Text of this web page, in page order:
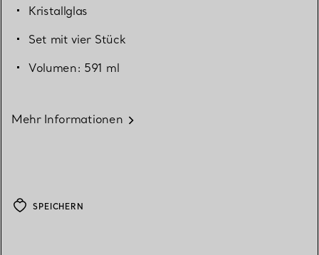
Kristallglas
Set mit vier Stück
Volumen: 591 ml
Mehr Informationen
SPEICHERN